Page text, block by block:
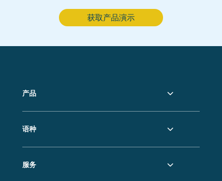
获取产品演示
产品
语种
服务